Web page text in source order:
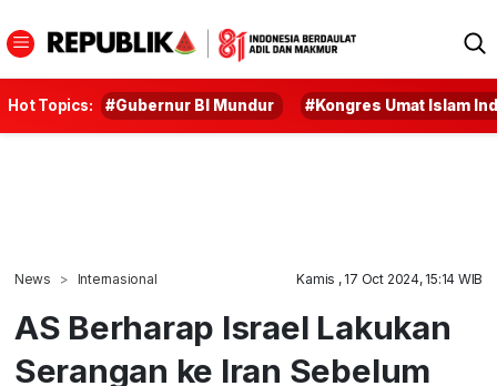
Hot Topics: #Gubernur BI Mundur #Kongres Umat Islam
News Internasional Kamis , 17 Oct 2024, 15:14 WIB
AS Berharap Israel Lakukan
Serangan ke Iran Sebelum